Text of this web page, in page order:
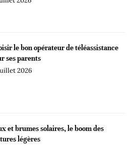
le bon opérateur de téléassistance
ses parents
2026
et brumes solaires, le boom des
légères